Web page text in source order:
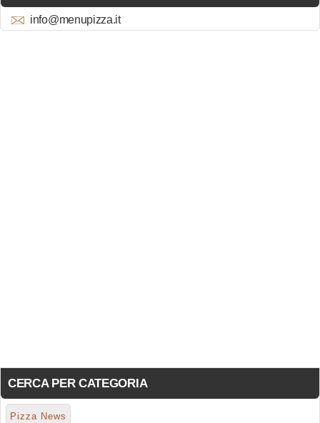
info@menupizza.it
CERCA PER CATEGORIA
Pizza News